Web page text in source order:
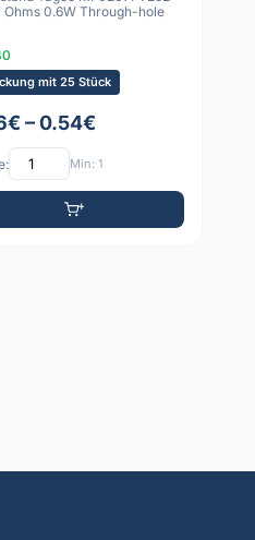
Ohms 0.6W Through-hole
mit 25 Stück
– 0.54€
Min: 1